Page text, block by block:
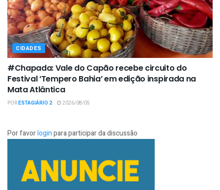
CIDADES
#Chapada: Vale do Capão recebe circuito do
Festival ‘Tempero Bahia’ em edição inspirada na
Mata Atlântica
PORESTAGIÁRIO 2 2026/08/05
Por favorloginpara participar da discussão